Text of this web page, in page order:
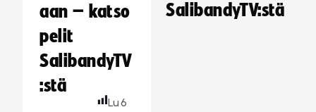
aan – katso
pelit
SalibandyTV
:stä
Lu6
SalibandyTV:stä